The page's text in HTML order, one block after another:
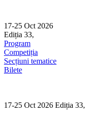
content
17-25 Oct 2026
Ediția 33,
Program
Competiția
Secțiuni tematice
Bilete
17-25 Oct 2026 Ediția 33,